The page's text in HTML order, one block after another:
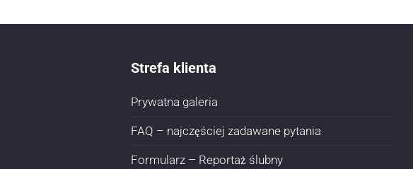
Strefa klienta
Prywatna galeria
FAQ – najczęściej zadawane pytania
Formularz – Reportaż ślubny